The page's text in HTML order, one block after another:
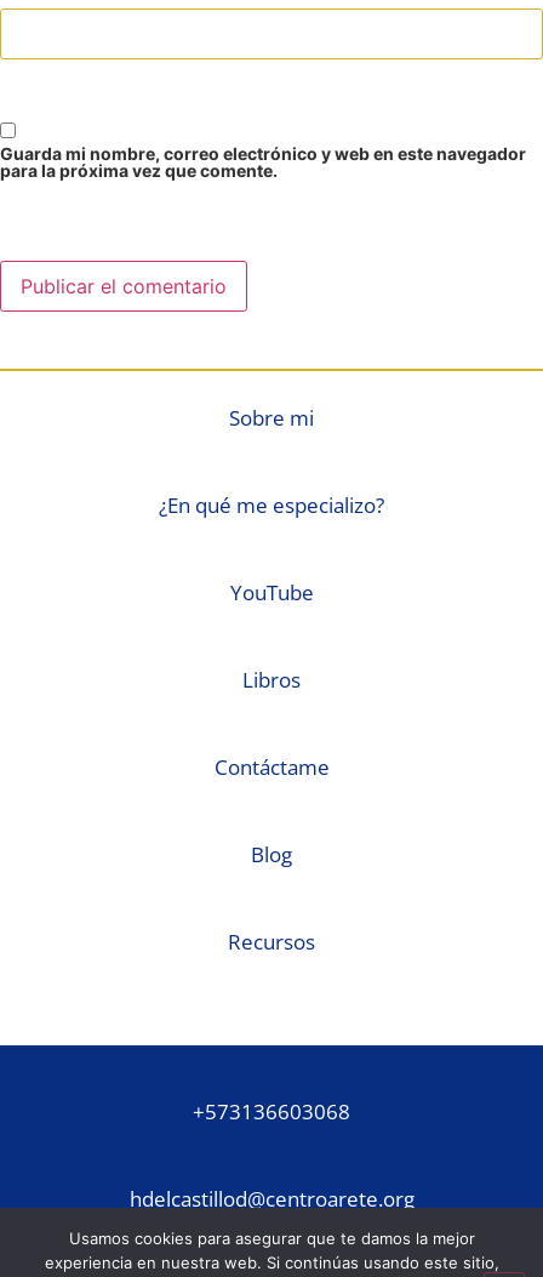
Guarda mi nombre, correo electrónico y web en este navegador
para la próxima vez que comente.
Sobre mi
¿En qué me especializo?
YouTube
Libros
Contáctame
Blog
Recursos
+573136603068
hdelcastillod@centroarete.org
Usamos cookies para asegurar que te damos la mejor
experiencia en nuestra web. Si continúas usando este sitio,